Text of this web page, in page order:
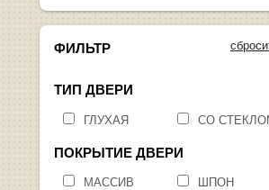
ФИЛЬТР
ТИП ДВЕРИ
ГЛУХАЯ СО
ПОКРЫТИЕ ДВЕРИ
МАССИВ
ШПОН